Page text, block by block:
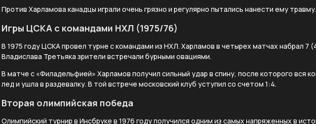
Против Харламова канадцы играли очень грязно и регулярно пытались нанести ему травму.
Игры ЦСКА с командами НХЛ (1975/76)
В 1975 году ЦСКА провел турне с командами из НХЛ. Харламов в четырех матчах набрал 7
Владислава Третьяка зрители встречали бурными овациями.
В матче с «Филадельфией» Харламов получил сильный удар в спину, после которого вся
лед и ушла в раздевалку. В той встрече московский клуб уступил со счетом 1:4.
Вторая олимпийская победа
Олимпийский турнир в Инсбруке в 1976 году получился одним из самых напряженных в